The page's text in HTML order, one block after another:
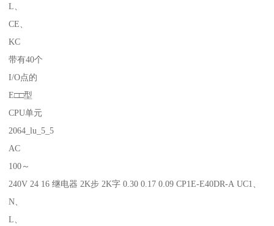
L、
CE、
KC
带有40个
I/O点的
E□□型
CPU单元
2064_lu_5_5
AC
100～
240V 24 16 继电器 2K步 2K字 0.30 0.17 0.09 CP1E-E40DR-A UC1、
N、
L、